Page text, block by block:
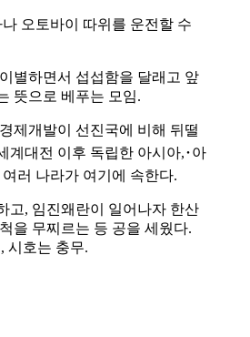
오토바이 따위를 운전할 수
별하면서 섭섭함을 달래고 앞
뜻으로 베푸는 모임.
제개발이 선진국에 비해 뒤떨
계대전 이후 독립한 아시아,･아
러 나라가 여기에 속한다.
고, 임진왜란이 일어나자 한산
을 무찌르는 등 공을 세웠다.
시호는 충무.